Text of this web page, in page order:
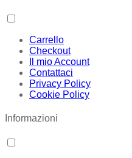
Carrello
Checkout
Il mio Account
Contattaci
Privacy Policy
Cookie Policy
Informazioni